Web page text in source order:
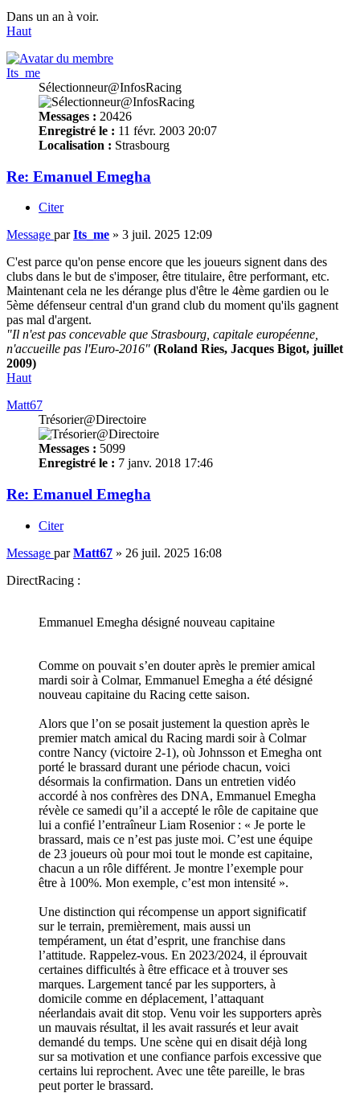
Dans un an à voir.
Haut
Its_me
Sélectionneur@InfosRacing
Messages : 20426
Enregistré le : 11 févr. 2003 20:07
Localisation : Strasbourg
Re: Emanuel Emegha
Citer
Message parIts_me » 3 juil. 2025 12:09
C'est parce qu'on pense encore que les joueurs signent dans des
clubs dans le but de s'imposer, être titulaire, être performant, etc.
Maintenant cela ne les dérange plus d'être le 4ème gardien ou le
5ème défenseur central d'un grand club du moment qu'ils gagnent
pas mal d'argent.
"Il n'est pas concevable que Strasbourg, capitale européenne,
n'accueille pas l'Euro-2016" (Roland Ries, Jacques Bigot, juillet
2009)
Haut
Matt67
Trésorier@Directoire
Messages : 5099
Enregistré le : 7 janv. 2018 17:46
Re: Emanuel Emegha
Citer
Message parMatt67 » 26 juil. 2025 16:08
DirectRacing :
Emmanuel Emegha désigné nouveau capitaine
Comme on pouvait s’en douter après le premier amical
mardi soir à Colmar, Emmanuel Emegha a été désigné
nouveau capitaine du Racing cette saison.
Alors que l’on se posait justement la question après le
premier match amical du Racing mardi soir à Colmar
contre Nancy (victoire 2-1), où Johnsson et Emegha ont
porté le brassard durant une période chacun, voici
désormais la confirmation. Dans un entretien vidéo
accordé à nos confrères des DNA, Emmanuel Emegha
révèle ce samedi qu’il a accepté le rôle de capitaine que
lui a confié l’entraîneur Liam Rosenior : « Je porte le
brassard, mais ce n’est pas juste moi. C’est une équipe
de 23 joueurs où pour moi tout le monde est capitaine,
chacun a un rôle différent. Je montre l’exemple pour
être à 100%. Mon exemple, c’est mon intensité ».
Une distinction qui récompense un apport significatif
sur le terrain, premièrement, mais aussi un
tempérament, un état d’esprit, une franchise dans
l’attitude. Rappelez-vous. En 2023/2024, il éprouvait
certaines difficultés à être efficace et à trouver ses
marques. Largement tancé par les supporters, à
domicile comme en déplacement, l’attaquant
néerlandais avait dit stop. Venu voir les supporters après
un mauvais résultat, il les avait rassurés et leur avait
demandé du temps. Une scène qui en disait déjà long
sur sa motivation et une confiance parfois excessive que
certains lui reprochent. Avec une tête pareille, le bras
peut porter le brassard.